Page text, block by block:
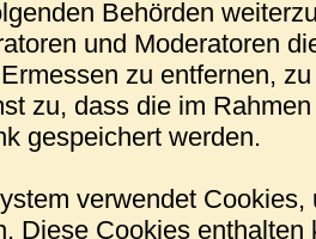
Behörden
und Moderatoren
zu entfernen,
zu, dass die im
gespeichert werden.
verwendet
Diese Cookies